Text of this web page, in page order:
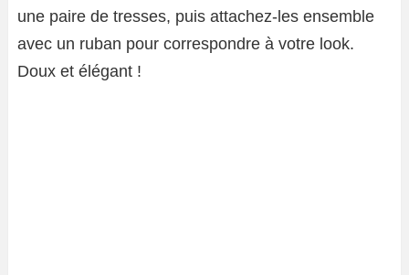
une paire de tresses, puis attachez-les ensemble
avec un ruban pour correspondre à votre look.
Doux et élégant !